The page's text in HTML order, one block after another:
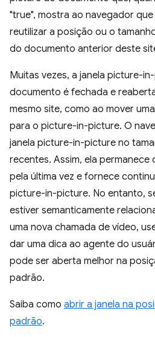
"true", mostra ao navegador
reutilizar a posição ou o
do documento anterior deste
Muitas vezes, a janela picture-
documento é fechada e
mesmo site, como ao mover
para o picture-in-picture. O
janela picture-in-picture no
recentes. Assim, ela permanece
pela última vez e fornece
picture-in-picture. No entanto,
estiver semanticamente
uma nova chamada de vídeo,
dar uma dica ao agente do
pode ser aberta melhor na
padrão.
Saiba como abrir a janela na
padrão.